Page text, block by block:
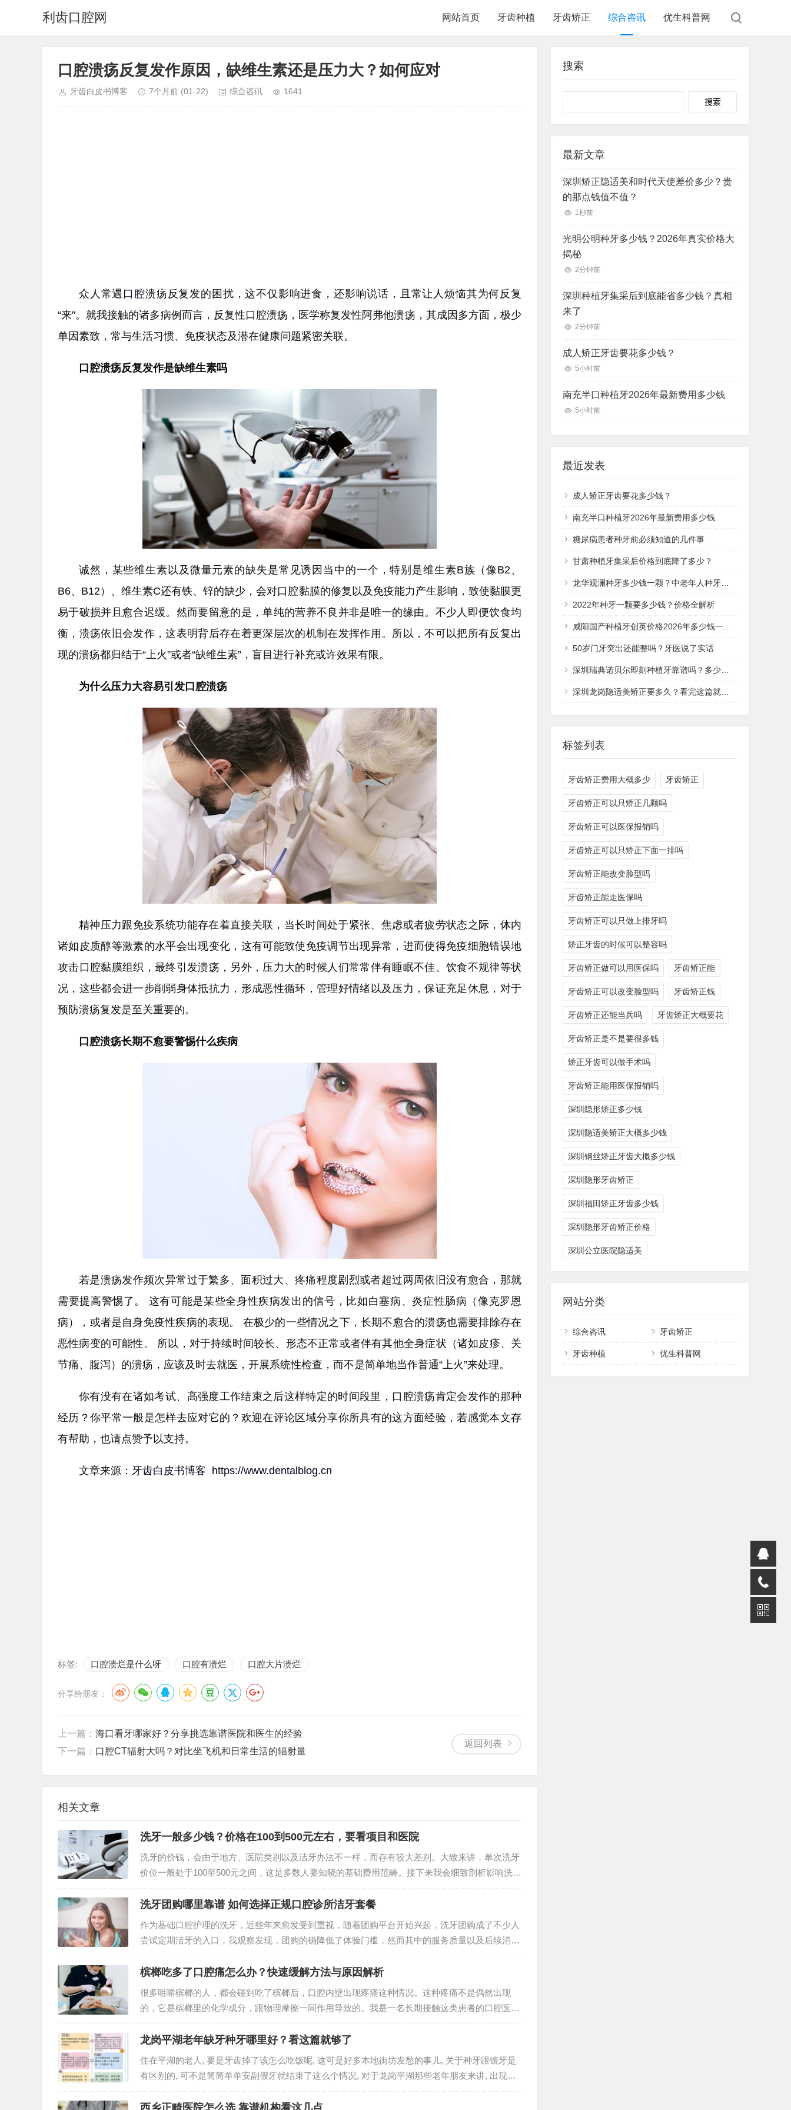
利齿口腔网 网站首页 牙齿种植 牙齿矫正 综合咨讯 优生科普网
口腔溃疡反复发作原因，缺维生素还是压力大？如何应对
牙齿白皮书博客 7个月前 (01-22) 综合咨讯 1641
众人常遇 口腔溃疡反复发的困扰，这不仅影响进食，还影响说话，且常让人烦恼其为何反复
“来”。就我接触的诸多病例而言，反复性口腔溃疡，医学称复发性阿弗他溃疡，其成因多方面，极少
单因素致，常与生活习惯、免疫状态及潜在健康问题紧密关联。
口腔溃疡反复发作是缺维生素吗
诚然，某些维生素以及微量元素的缺失是常见诱因当中的一个，特别是维生素B族（像B2、
B6、B12）、维生素C还有铁、锌的缺少，会对口腔黏膜的修复以及免疫能力产生影响，致使黏膜更
易于破损并且愈合迟缓。然而要留意的是，单纯的营养不良并非是唯一的缘由。不少人即便饮食均
衡，溃疡依旧会发作，这表明背后存在着更深层次的机制在发挥作用。所以，不可以把所有反复出
现的溃疡都归结于“上火”或者“缺维生素”，盲目进行补充或许效果有限。
为什么压力大容易引发口腔溃疡
精神压力跟免疫系统功能存在着直接关联，当长时间处于紧张、焦虑或者疲劳状态之际，体内
诸如皮质醇等激素的水平会出现变化，这有可能致使免疫调节出现异常，进而使得免疫细胞错误地
攻击口腔黏膜组织，最终引发溃疡，另外，压力大的时候人们常常伴有睡眠不佳、饮食不规律等状
况，这些都会进一步削弱身体抵抗力，形成恶性循环，管理好情绪以及压力，保证充足休息，对于
预防溃疡复发是至关重要的。
口腔溃疡长期不愈要警惕什么疾病
若是溃疡发作频次异常过于繁多、面积过大、疼痛程度剧烈或者超过两周依旧没有愈合，那就
需要提高警惕了。 这有可能是某些全身性疾病发出的信号，比如白塞病、炎症性肠病（像克罗恩
病），或者是自身免疫性疾病的表现。 在极少的一些情况之下，长期不愈合的溃疡也需要排除存在
恶性病变的可能性。 所以，对于持续时间较长、形态不正常或者伴有其他全身症状（诸如皮疹、关
节痛、腹泻）的溃疡，应该及时去就医，开展系统性检查，而不是简单地当作普通“上火”来处理。
你有没有在诸如考试、高强度工作结束之后这样特定的时间段里，口腔溃疡肯定会发作的那种
经历？你平常一般是怎样去应对它的？欢迎在评论区域分享你所具有的这方面经验，若感觉本文存
有帮助，也请点赞予以支持。
文章来源： 牙齿白皮书博客 https://www.dentalblog.cn
标签: 口腔溃烂是什么呀 口腔有溃烂 口腔大片溃烂
分享给朋友：
返回列表
上一篇： 海口看牙哪家好？分享挑选靠谱医院和医生的经验
下一篇： 口腔CT辐射大吗？对比坐飞机和日常生活的辐射量
相关文章
洗牙一般多少钱？价格在100到500元左右，要看项目和医院
洗牙的价钱，会由于地方、医院类别以及洁牙办法不一样，而存有较大差别。大致来讲，单次洗牙
价位一般处于100至500元之间，这是多数人要知晓的基础费用范畴。接下来我会细致剖析影响洗牙
费用的各类因素，助力你…
洗牙团购哪里靠谱 如何选择正规口腔诊所洁牙套餐
作为基础口腔护理的洗牙，近些年来愈发受到重视，随着团购平台开始兴起，洗牙团购成了不少人
尝试定期洁牙的入口，我观察发现，团购的确降低了体验门槛，然而其中的服务质量以及后续消费
问题值得认真仔细考量，挑选合…
槟榔吃多了口腔痛怎么办？快速缓解方法与原因解析
很多咀嚼槟榔的人，都会碰到吃了槟榔后，口腔内壁出现疼痛这种情况。这种疼痛不是偶然出现
的，它是槟榔里的化学成分，跟物理摩擦一同作用导致的。我是一名长期接触这类患者的口腔医
生，我发现好多人一开始并不把这种…
龙岗平湖老年缺牙种牙哪里好？看这篇就够了
住在平湖的老人, 要是牙齿掉了该怎么吃饭呢, 这可是好多本地街坊发愁的事儿, 关于种牙跟镶牙是
有区别的, 可不是简简单单安副假牙就结束了这么个情况, 对于龙岗平湖那些老年朋友来讲, 出现缺
牙要种牙这件…
西乡正畸医院怎么选 靠谱机构看这几点
搜索
Search
最新文章
深圳矫正隐适美和时代天使差价多少？贵
的那点钱值不值？
1秒前
光明公明种牙多少钱？2026年真实价格大
揭秘
2分钟前
深圳种植牙集采后到底能省多少钱？真相
来了
2分钟前
成人矫正牙齿要花多少钱？
5小时前
南充半口种植牙2026年最新费用多少钱
5小时前
最近发表
成人矫正牙齿要花多少钱？
南充半口种植牙2026年最新费用多少钱
糖尿病患者种牙前必须知道的几件事
甘肃种植牙集采后价格到底降了多少？
龙华观澜种牙多少钱一颗？中老年人种牙价格全解析
2022年种牙一颗要多少钱？价格全解析
咸阳国产种植牙创英价格2026年多少钱一颗？
50岁门牙突出还能整吗？牙医说了实话
深圳瑞典诺贝尔即刻种植牙靠谱吗？多少钱一次？
深圳龙岗隐适美矫正要多久？看完这篇就清楚了
标签列表
牙齿矫正费用大概多少 牙齿矫正
牙齿矫正可以只矫正几颗吗
牙齿矫正可以医保报销吗
牙齿矫正可以只矫正下面一排吗
牙齿矫正能改变脸型吗
牙齿矫正能走医保吗
牙齿矫正可以只做上排牙吗
矫正牙齿的时候可以整容吗
牙齿矫正做可以用医保吗 牙齿矫正能
牙齿矫正可以改变脸型吗 牙齿矫正钱
牙齿矫正还能当兵吗 牙齿矫正大概要花
牙齿矫正是不是要很多钱
矫正牙齿可以做手术吗
牙齿矫正能用医保报销吗
深圳隐形矫正多少钱
深圳隐适美矫正大概多少钱
深圳钢丝矫正牙齿大概多少钱
深圳隐形牙齿矫正
深圳福田矫正牙齿多少钱
深圳隐形牙齿矫正价格
深圳公立医院隐适美
网站分类
综合咨讯 牙齿矫正
牙齿种植 优生科普网